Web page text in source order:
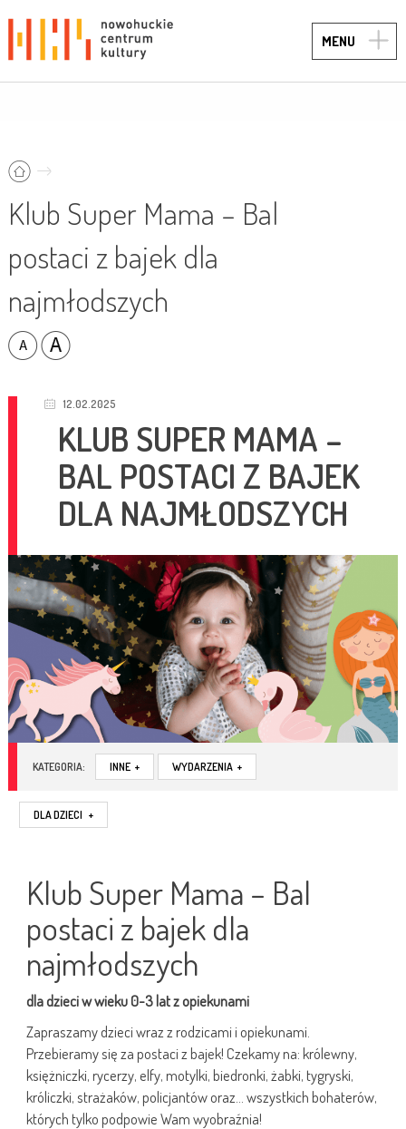
MENU
Klub Super Mama – Bal
postaci z bajek dla
najmłodszych
12.02.2025
KLUB SUPER MAMA –
BAL POSTACI Z BAJEK
DLA NAJMŁODSZYCH
KATEGORIA: INNE + WYDARZENIA +
DLA DZIECI +
Klub Super Mama – Bal
postaci z bajek dla
najmłodszych
dla dzieci w wieku 0-3 lat z opiekunami
Zapraszamy dzieci wraz z rodzicami i opiekunami.
Przebieramy się za postaci z bajek! Czekamy na: królewny,
księżniczki, rycerzy, elfy, motylki, biedronki, żabki, tygryski,
króliczki, strażaków, policjantów oraz… wszystkich bohaterów,
których tylko podpowie Wam wyobraźnia!